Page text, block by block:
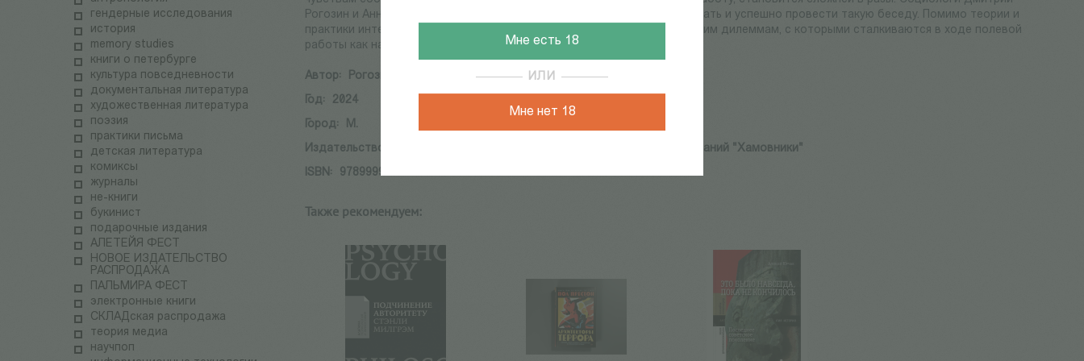
Мне есть 18
ИЛИ
Мне нет 18
гендерные исследования
история
memory studies
книги о петербурге
культура повседневности
документальная литература
художественная литература
поэзия
практики письма
детская литература
комиксы
журналы
не-книги
букинист
подарочные издания
АЛЕТЕЙЯ ФЕСТ
НОВОЕ ИЗДАТЕЛЬСТВО
РАСПРОДАЖА
ПАЛЬМИРА ФЕСТ
электронные книги
СКЛАДская распродажа
теория медиа
научпоп
Рогозин и Анна Ипатова без излишнего дидактизма объясняют, как начать и успешно провести такую беседу. Помимо теории и
практики интервьюирования особое внимание в книге уделено этическим дилеммам, с которыми сталкиваются в ходе полевой
работы как начинающие, так и опытные исследователи.
Автор:
Рогозин Д., Ипатова А.
Год:
2024
Город:
М.
Издательство:
Common place, Фонд поддержки социальных исследований "Хамовники"
ISBN:
9789999991742
Также рекомендуем: